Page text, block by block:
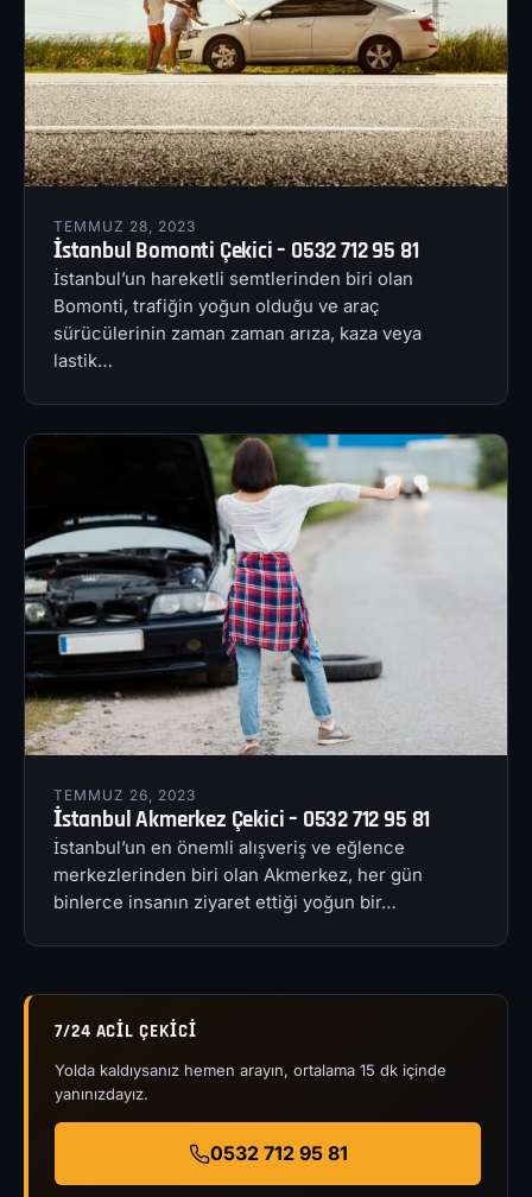
TEMMUZ 28, 2023
İstanbul Bomonti Çekici – 0532 712 95 81
İstanbul’un hareketli semtlerinden biri olan
Bomonti, trafiğin yoğun olduğu ve araç
sürücülerinin zaman zaman arıza, kaza veya
lastik…
TEMMUZ 26, 2023
İstanbul Akmerkez Çekici – 0532 712 95 81
İstanbul’un en önemli alışveriş ve eğlence
merkezlerinden biri olan Akmerkez, her gün
binlerce insanın ziyaret ettiği yoğun bir…
7/24 ACIL ÇEKICI
Yolda kaldıysanız hemen arayın, ortalama 15 dk içinde
yanınızdayız.
0532 712 95 81